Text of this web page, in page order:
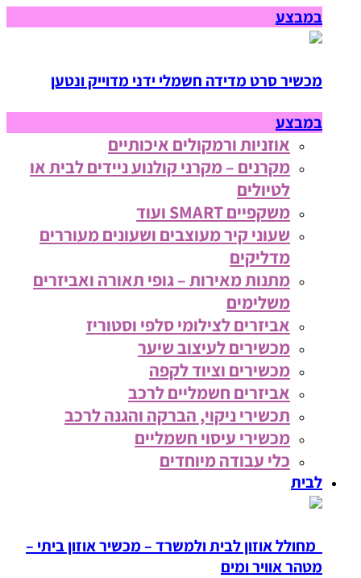
במבצע
מכשיר סרט מדידה חשמלי ידני מדוייק ונטען
במבצע
אוזניות ורמקולים איכותיים
מקרנים – מקרני קולנוע ניידים לבית או
לטיולים
משקפיים SMART ועוד
שעוני קיר מעוצבים ושעונים מעוררים
מדליקים
מתנות מאירות – גופי תאורה ואביזרים
משלימים
אביזרים לצילומי סלפי וסטוריז
מכשירים לעיצוב שיער
מכשירים וציוד לקפה
אביזרים חשמליים לרכב
תכשירי ניקוי, הברקה והגנה לרכב
מכשירי עיסוי חשמליים
כלי עבודה מיוחדים
לבית
מחולל אוזון לבית ולמשרד – מכשיר אוזון ביתי –
מטהר אוויר ומים